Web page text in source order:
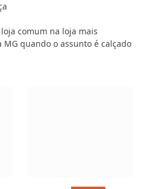
comum na loja mais
MG quando o assunto é calçado